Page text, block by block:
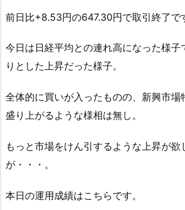
前日比+8.53円の647.30円で取引終了で
今日は日経平均との連れ高になった様子
りとした上昇だった様子。
全体的に買いが入ったものの、新興市場
盛り上がるような様相は無し。
もっと市場をけん引するような上昇が欲
が・・・。
本日の運用成績はこちらです。